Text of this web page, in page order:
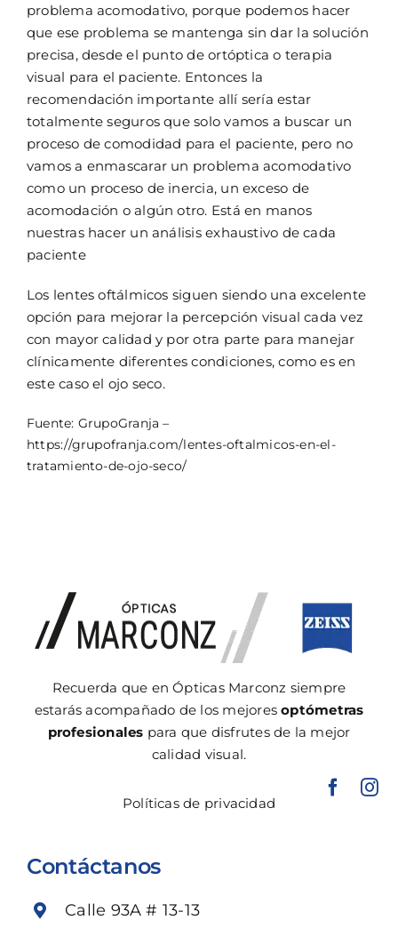
problema acomodativo, porque podemos hacer
que ese problema se mantenga sin dar la solución
precisa, desde el punto de ortóptica o terapia
visual para el paciente. Entonces la
recomendación importante allí sería estar
totalmente seguros que solo vamos a buscar un
proceso de comodidad para el paciente, pero no
vamos a enmascarar un problema acomodativo
como un proceso de inercia, un exceso de
acomodación o algún otro. Está en manos
nuestras hacer un análisis exhaustivo de cada
paciente
Los lentes oftálmicos siguen siendo una excelente
opción para mejorar la percepción visual cada vez
con mayor calidad y por otra parte para manejar
clínicamente diferentes condiciones, como es en
este caso el ojo seco.
Fuente: GrupoGranja –
https://grupofranja.com/lentes-oftalmicos-en-el-
tratamiento-de-ojo-seco/
Recuerda que en Ópticas Marconz siempre
estarás acompañado de los mejoresoptómetras
profesionales para que disfrutes de la mejor
calidad visual.
Políticas de privacidad
Contáctanos
Calle 93A # 13-13